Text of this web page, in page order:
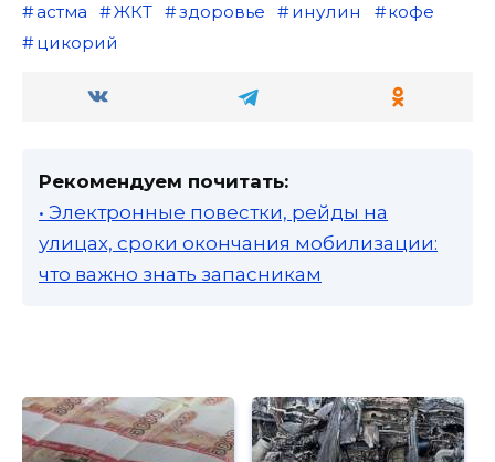
астма ЖКТ здоровье инулин
кофе
цикорий
Рекомендуем почитать:
• Электронные повестки, рейды на
улицах, сроки окончания мобилизации:
что важно знать запасникам